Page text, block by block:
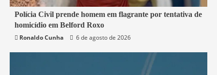
2 min read
Belford Roxo
Segurança
Polícia Civil prende homem em flagrante por tentativa de
homicídio em Belford Roxo
Ronaldo Cunha
6 de agosto de 2026